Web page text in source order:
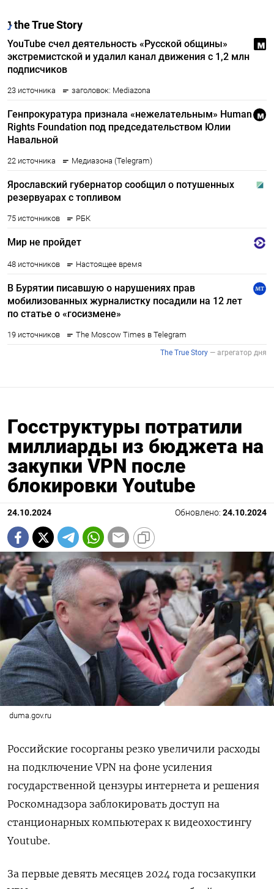
Госструктуры потратили
миллиарды из бюджета на
закупки VPN после
блокировки Youtube
24.10.2024 Обновлено: 24.10.2024
duma.gov.ru
Российские госорганы резко увеличили расходы
на подключение VPN на фоне усиления
государственной цензуры интернета и решения
Роскомнадзора заблокировать доступ на
станционарных компьютерах к видеохостингу
Youtube.
За первые девять месяцев 2024 года госзакупки